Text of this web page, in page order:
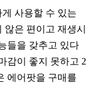
사용할 수 있는
은 편이고 재생시
들을 갖추고 있다
감이 좋지 못하고 2
에어팟을 구매를